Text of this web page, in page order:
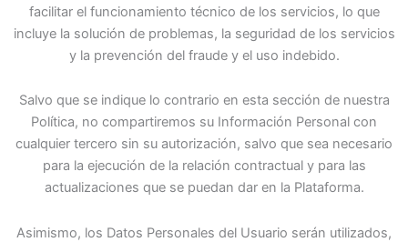
facilitar el funcionamiento técnico de los servicios, lo que
incluye la solución de problemas, la seguridad de los servicios
y la prevención del fraude y el uso indebido.
Salvo que se indique lo contrario en esta sección de nuestra
Política, no compartiremos su Información Personal con
cualquier tercero sin su autorización, salvo que sea necesario
para la ejecución de la relación contractual y para las
actualizaciones que se puedan dar en la Plataforma.
Asimismo, los Datos Personales del Usuario serán utilizados,